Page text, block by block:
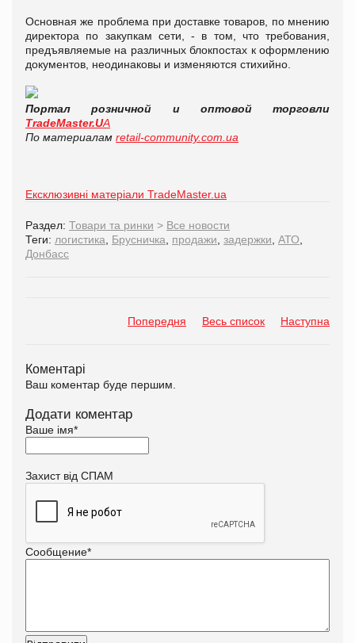
Основная же проблема при доставке товаров, по мнению
директора по закупкам сети, - в том, что требования,
предъявляемые на различных блокпостах к оформлению
документов, неодинаковы и изменяются стихийно.
Портал розничной и оптовой торговли
TradeMaster.UA
По материалам retail-community.com.ua
Ексклюзивні матеріали TradeMaster.ua
Раздел: Товари та ринки > Все новости
Теги: логистика Брусничка продажи задержки АТО
Донбасс
Попередня Весь список Наступна
Коментарі
Ваш коментар буде першим.
Додати коментар
Ваше імя*
Захист від СПАМ
Сообщение*